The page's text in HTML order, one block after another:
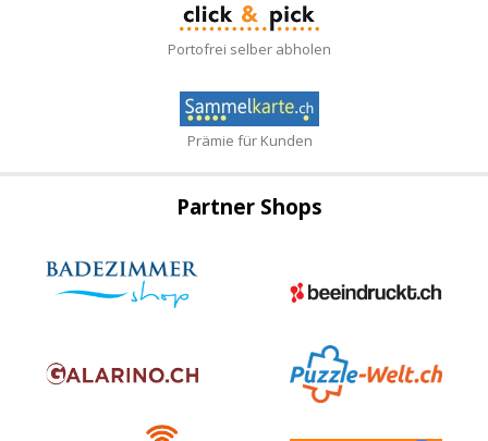
Portofrei selber abholen
Prämie für Kunden
Partner Shops